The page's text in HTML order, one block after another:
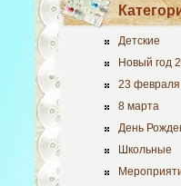
Детские
Новый год
23 февраля
8 марта
День
Школьные